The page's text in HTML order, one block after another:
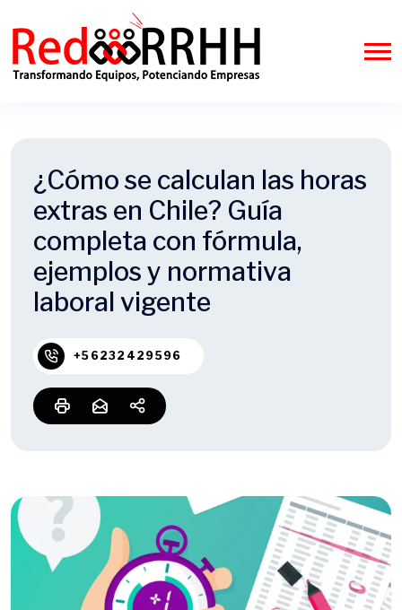
¿Cómo se calculan las horas
extras en Chile? Guía
completa con fórmula,
ejemplos y normativa
laboral vigente
+56232429596